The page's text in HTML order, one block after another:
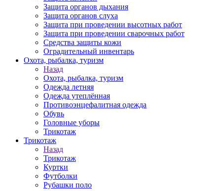
Защита органов дыхания
Защита органов слуха
Защита при проведении высотных работ
Защита при проведении сварочных работ
Средства защиты кожи
Оградительный инвентарь
Охота, рыбалка, туризм
Назад
Охота, рыбалка, туризм
Одежда летняя
Одежда утеплённая
Противоэнцефалитная одежда
Обувь
Головные уборы
Трикотаж
Трикотаж
Назад
Трикотаж
Куртки
Футболки
Рубашки поло